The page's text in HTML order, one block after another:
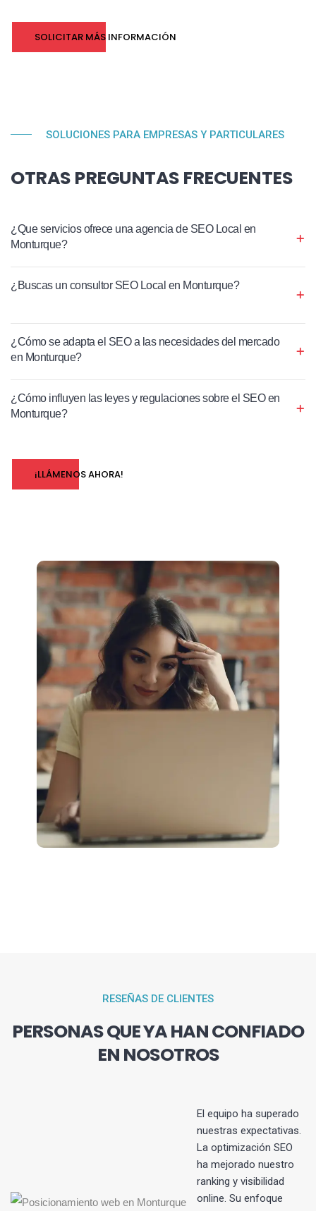
SOLICITAR MÁS INFORMACIÓN
SOLUCIONES PARA EMPRESAS Y PARTICULARES
OTRAS PREGUNTAS FRECUENTES
¿Que servicios ofrece una agencia de SEO Local en
Monturque?
¿Buscas un consultor SEO Local en Monturque?
¿Cómo se adapta el SEO a las necesidades del mercado
en Monturque?
¿Cómo influyen las leyes y regulaciones sobre el SEO en
Monturque?
¡LLÁMENOS AHORA!
RESEÑAS DE CLIENTES
PERSONAS QUE YA HAN CONFIADO
EN NOSOTROS
El equipo ha superado
nuestras expectativas.
La optimización SEO
ha mejorado nuestro
ranking y visibilidad
online. Su enfoque